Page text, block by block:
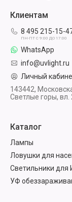
Клиентам
8 495 215-15-
ПН-ПТ С 9:00 ДО 17:00
WhatsApp
info@uvlight.ru
Личный
143442,
Светлые горы, вл.
Каталог
Лампы
Ловушки для
Светильники для
УФ